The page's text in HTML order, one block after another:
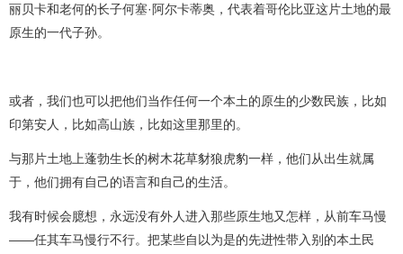
丽贝卡和老何的长子何塞·阿尔卡蒂奥，代表着哥伦比亚这片土地的最
原生的一代子孙。
或者，我们也可以把他们当作任何一个本土的原生的少数民族，比如
印第安人，比如高山族，比如这里那里的。
与那片土地上蓬勃生长的树木花草豺狼虎豹一样，他们从出生就属
于，他们拥有自己的语言和自己的生活。
我有时候会臆想，永远没有外人进入那些原生地又怎样，从前车马慢
——任其车马慢行不行。把某些自以为是的先进性带入别的本土民